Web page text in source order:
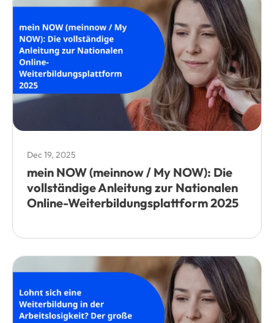
Dec 19, 2025
mein NOW (meinnow / My NOW): Die
vollständige Anleitung zur Nationalen
Online-Weiterbildungsplattform 2025